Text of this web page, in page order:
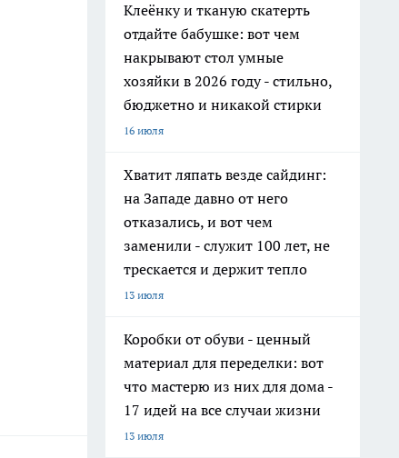
Клеёнку и тканую скатерть
отдайте бабушке: вот чем
накрывают стол умные
хозяйки в 2026 году - стильно,
бюджетно и никакой стирки
16 июля
Хватит ляпать везде сайдинг:
на Западе давно от него
отказались, и вот чем
заменили - служит 100 лет, не
трескается и держит тепло
13 июля
Коробки от обуви - ценный
материал для переделки: вот
что мастерю из них для дома -
17 идей на все случаи жизни
13 июля